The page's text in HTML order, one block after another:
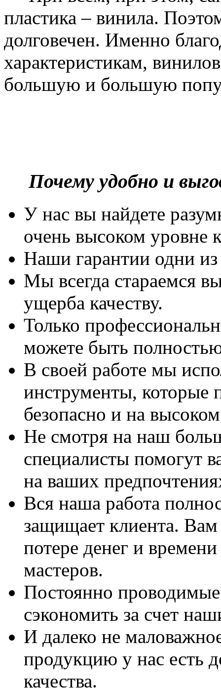
пластика – винила.
долговечен. Именно
характеристикам,
большую и большую
Почему удобно и
У нас вы найдете
очень высоком уровне
Наши гарантии одни
Мы всегда стараемся
ущерба качеству.
Только
можете быть
В своей работе мы
инструменты, которые
безопасно и на
Не смотря на наш
специалисты помогут
на ваших
Вся наша работа
защищает клиента. Вам
потере денег и
мастеров.
Постоянно
сэкономить за счет
И далеко не
продукцию у нас есть
качества.